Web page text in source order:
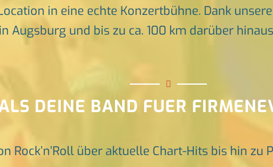
in eine echte Konzertbühne. Dank
Augsburg und bis zu ca. 100 km darüber
DEINE BAND FUER
Rock’n’Roll über aktuelle Chart-Hits bis hin